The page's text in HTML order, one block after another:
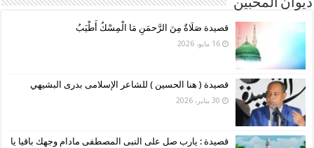
ديوان المحبين
قصيدة صَلَاةٌ مِنَ الرَّحمَنِ مَا الْمِسْكُ أَطْيَبُ
16 مايو، 2026
قصيدة ( هنا الحسين ) للشاعر الإسلامى بدرى البشيهي
30 يناير، 2026
قصيدة : يارب صل على النبى المصطفى مادام وجهك باقيا يا